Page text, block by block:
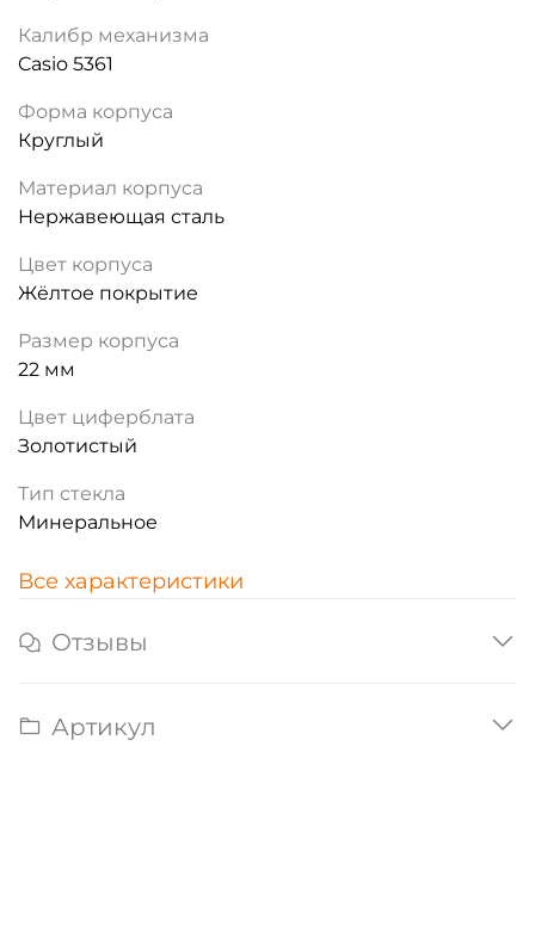
Калибр механизма
Casio 5361
Форма корпуса
Круглый
Материал корпуса
Нержавеющая сталь
Цвет корпуса
Жёлтое покрытие
Размер корпуса
22 мм
Цвет циферблата
Золотистый
Тип стекла
Минеральное
Все характеристики
Отзывы
Артикул